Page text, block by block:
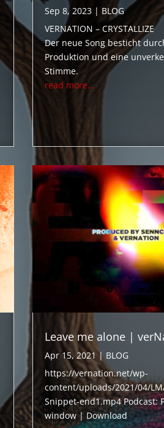
Sep 8, 2023 | BLOG
VERNATION – CRYSTALLIZE
Der neue Song besticht
Produktion und eine
Stimme.
read more...
Leave me alone |
Apr 15, 2021| BLOG
https://vernation.net/wp-
content/uploads/2021/04/
Snippet-end1.mp4 Podcast:
window | Download